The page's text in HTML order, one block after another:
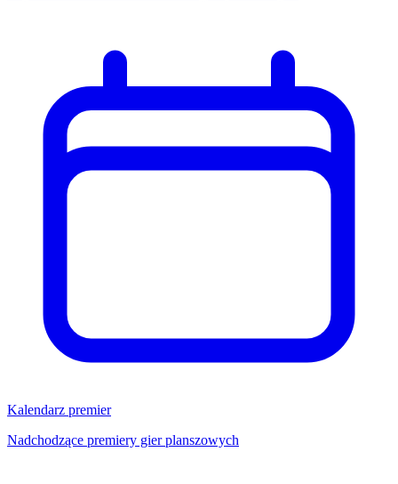
Kalendarz premier
Nadchodzące premiery gier planszowych